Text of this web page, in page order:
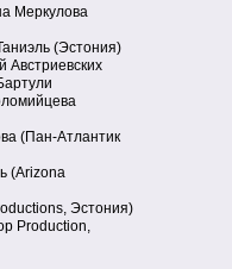
Меркулова
(Эстония)
Австриевских
(Пан-Атлантик
(Arizona
Эстония)
Production,